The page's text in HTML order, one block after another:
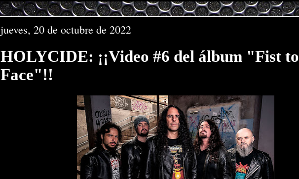
jueves, 20 de octubre de 2022
HOLYCIDE: ¡¡Video #6 del álbum "Fist to
Face"!!